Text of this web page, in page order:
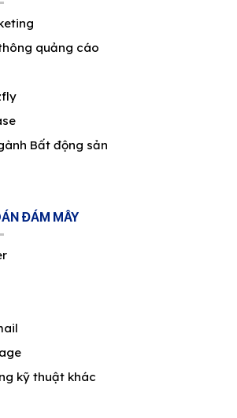
quảng cáo
Bất động sản
ĐÁM MÂY
kỹ thuật khác